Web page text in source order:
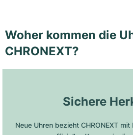
Woher kommen die
CHRONEXT?
Sichere
Neue Uhren bezieht CHRONEXT